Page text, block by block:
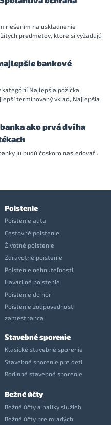
riešením na uskladnenie
predmetov, ktoré si vyžadujú
bankové
kategórií Najlepšia pôžička,
termínovaný vklad, Najlepšia
ako prvá dvíha
ju budú čoskoro nasledovať .
Poistenie
Poistenie auta
Cestovné poistenie
Životné poistenie
Zdravotné poistenie
Poistenie nehnuteľnosti
Havarijné poistenie
Poistenie do hôr
Poistenie zodpovednosti
zamestnanca
Stavebné sporenie
Klasické stavebné sporenie
Stavebné sporenie pre deti
Rodinné stavebné sporenie
Bežné účty
Bežné účty a balíky služieb
Bežné účty pre mladých